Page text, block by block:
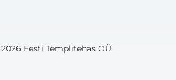
Eesti Templitehas OÜ